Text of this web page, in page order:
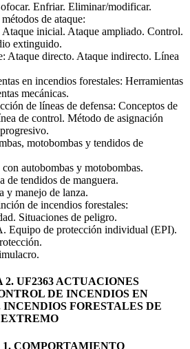
Enfriar. Eliminar/modificar.
de ataque:
Ataque inicial. Ataque ampliado. Control.
extinguido.
Ataque directo. Ataque indirecto. Línea
en incendios forestales: Herramientas
mecánicas.
de líneas de defensa: Conceptos de
de control. Método de asignación
motobombas y tendidos de
autobombas y motobombas.
de tendidos de manguera.
y manejo de lanza.
de incendios forestales:
Situaciones de peligro.
Equipo de protección individual (EPI).
UF2363 ACTUACIONES
DE INCENDIOS EN
FORESTALES DE
COMPORTAMIENTO